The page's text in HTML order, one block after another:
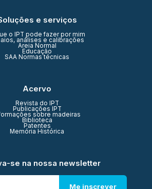
e serviços
o IPT pode fazer por mim
análises e calibrações
Areia Normal
Educação
SAA Normas técnicas
Acervo
Revista do IPT
Publicações IPT
sobre madeiras
Biblioteca
Patentes
Memória Histórica
se na nossa newsletter
Me inscrever